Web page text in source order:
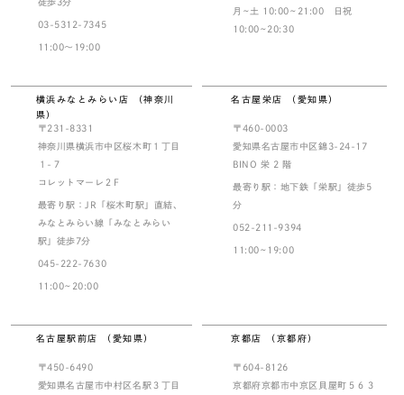
03-5312-7345
11:00～19:00
月~土 10:00~21:00 日祝
10:00~20:30
横浜みなとみらい店 （神奈川
県）
〒231-8331
神奈川県横浜市中区桜木町１丁目
１-７
コレットマーレ２F
最寄り駅：JR「桜木町駅」直結、
みなとみらい線「みなとみらい
駅」徒歩7分
045-222-7630
11:00~20:00
名古屋栄店 （愛知県）
〒460-0003
愛知県名古屋市中区錦3-24-17
BINO 栄 2 階
最寄り駅：地下鉄「栄駅」徒歩5
分
052-211-9394
11:00~19:00
名古屋駅前店 （愛知県）
〒450-6490
愛知県名古屋市中村区名駅３丁目
京都店 （京都府）
〒604-8126
京都府京都市中京区貝屋町５６３